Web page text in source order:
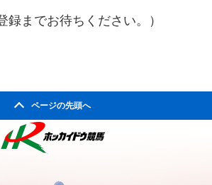
録までお待ちください。）
ページの先頭へ